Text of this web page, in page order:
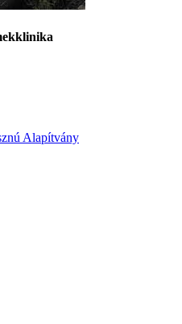
Alapítvány